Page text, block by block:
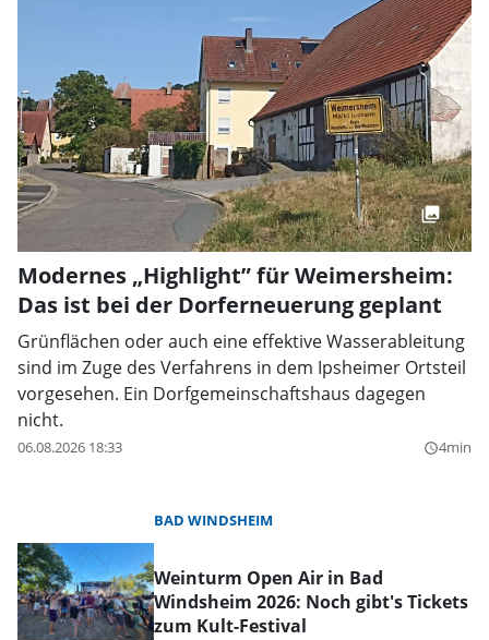
Modernes „Highlight” für Weimersheim:
Das ist bei der Dorferneuerung geplant
Grünflächen oder auch eine effektive Wasserableitung
sind im Zuge des Verfahrens in dem Ipsheimer Ortsteil
vorgesehen. Ein Dorfgemeinschaftshaus dagegen
nicht.
06.08.2026 18:33 query_builder4min
BAD WINDSHEIM
Weinturm Open Air in Bad
Windsheim 2026: Noch gibt's Tickets
zum Kult-Festival